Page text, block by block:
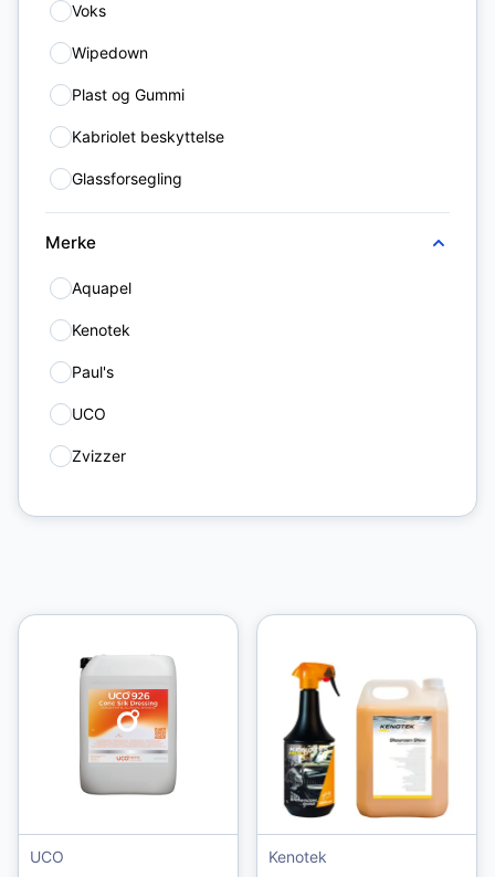
Voks
7
Wipedown
2
Plast og Gummi
7
Kabriolet beskyttelse
1
Glassforsegling
1
Merke
Aquapel
1
Kenotek
12
Paul's
3
UCO
2
Zvizzer
15
UCO
Kenotek